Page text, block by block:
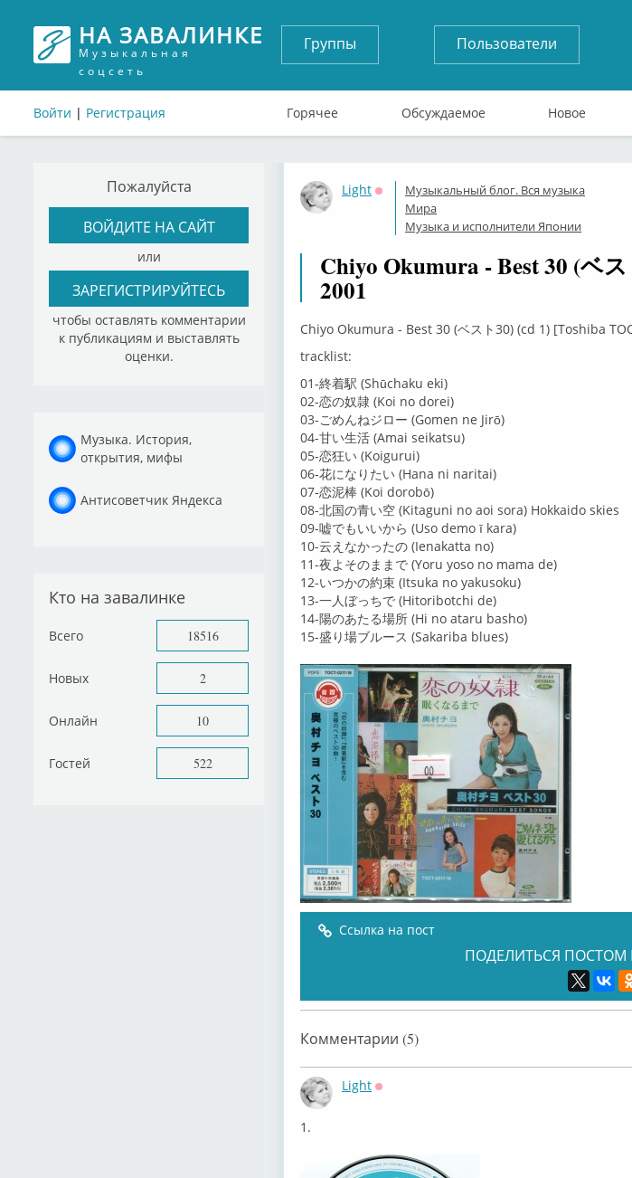
НА ЗАВАЛИНКЕ
Музыкальная
соцсеть
Войти | Регистрация
Группы Пользователи
Горячее Обсуждаемое Новое
Пожалуйста
ВОЙДИТЕ НА САЙТ
или
ЗАРЕГИСТРИРУЙТЕСЬ
чтобы оставлять комментарии
к публикациям и выставлять
оценки.
Музыка. История,
открытия, мифы
Антисоветчик Яндекса
Кто на завалинке
Всего 18516
Новых 2
Онлайн 10
Гостей 522
Light
Оффлайн
Музыкальный блог. Вся музыка
Мира
Музыка и исполнители Японии
Chiyo Okumura - Best 30 (ベ
2001
Chiyo Okumura - Best 30 (ベスト30) (cd 1) [Toshiba
tracklist:
01-終着駅 (Shūchaku eki)
02-恋の奴隷 (Koi no dorei)
03-ごめんねジロー (Gomen ne Jirō)
04-甘い生活 (Amai seikatsu)
05-恋狂い (Koigurui)
06-花になりたい (Hana ni naritai)
07-恋泥棒 (Koi dorobō)
08-北国の青い空 (Kitaguni no aoi sora) Hokkaido skies
09-嘘でもいいから (Uso demo ī kara)
10-云えなかったの (Ienakatta no)
11-夜よそのままで (Yoru yoso no mama de)
12-いつかの約束 (Itsuka no yakusoku)
13-一人ぼっちで (Hitoribotchi de)
14-陽のあたる場所 (Hi no ataru basho)
15-盛り場ブルース (Sakariba blues)
Ссылка на пост
ПОДЕЛИТЬСЯ ПОСТОМ
Комментарии (5)
Light
1.